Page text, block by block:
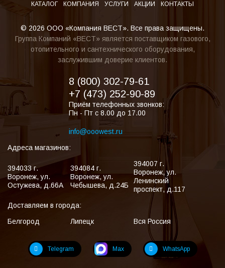
КАТАЛОГ КОМПАНИЯ УСЛУГИ АКЦИИ КОНТАКТЫ
© 2026 ООО «Компания ВЕСТ». Все права защищены.
Группа Компаний «ВЕСТ» является поставщиком газового,
отопительного и сантехнического оборудования,
заслужившим доверие клиентов.
8 (800) 302-79-61
+7 (473) 252-90-89
Приём телефонных звонков:
Пн - Пт с 8.00 до 17.00
info@ooowest.ru
Адреса магазинов:
394033 г.
Воронеж,ул.
Остужева, д.66А
394084 г.
Воронеж,ул.
Чебышева, д.24Б
394007 г.
Воронеж,ул.
Ленинский
проспект, д.117
Доставляем в города:
Белгород
Липецк Вся Россия
Telegram Max WhatsApp